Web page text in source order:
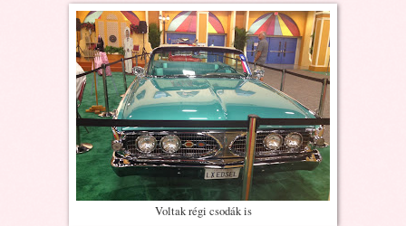
Voltak régi csodák is